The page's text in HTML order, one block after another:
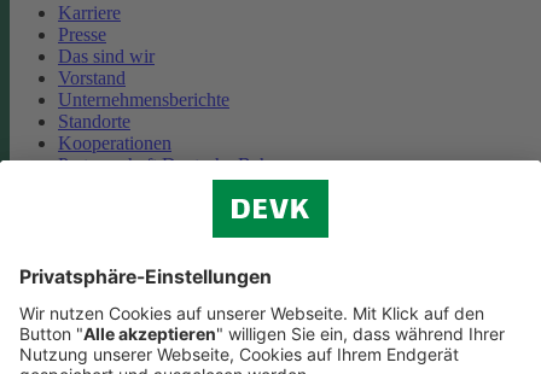
Karriere
Presse
Das sind wir
Vorstand
Unternehmensberichte
Standorte
Kooperationen
Partnerschaft Deutsche Bahn
Cookie-Einstellungen